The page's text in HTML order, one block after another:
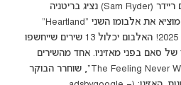
Went Away". איש החלל סאם ריידר (Sam Ryder) נציג בריטניה
לאירוויזיון 2022, חושף כי הוא מוציא את אלבומו השני "Heartland"
("ארץ הלב") ב-17 באוקטובר 2025! האלבום יכלול 13 שירים שייחשפו
של סאם בפני מאזיניו. אחד מהשירים
הכלולים באלבום, "The Feeling Never Went Away", שוחרר הבוקר